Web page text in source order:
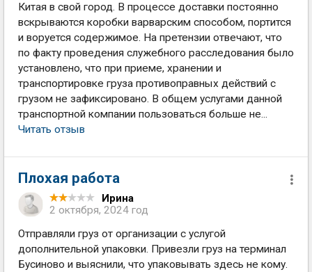
Китая в свой город. В процессе доставки постоянно
вскрываются коробки варварским способом, портится
и воруется содержимое. На претензии отвечают, что
по факту проведения служебного расследования было
установлено, что при приеме, хранении и
транспортировке груза противоправных действий с
грузом не зафиксировано. В общем услугами данной
транспортной компании пользоваться больше не...
Читать отзыв
Плохая работа
Ирина
2 октября, 2024 год
Отправляли груз от организации с услугой
дополнительной упаковки. Привезли груз на терминал
Бусиново и выяснили, что упаковывать здесь не кому.